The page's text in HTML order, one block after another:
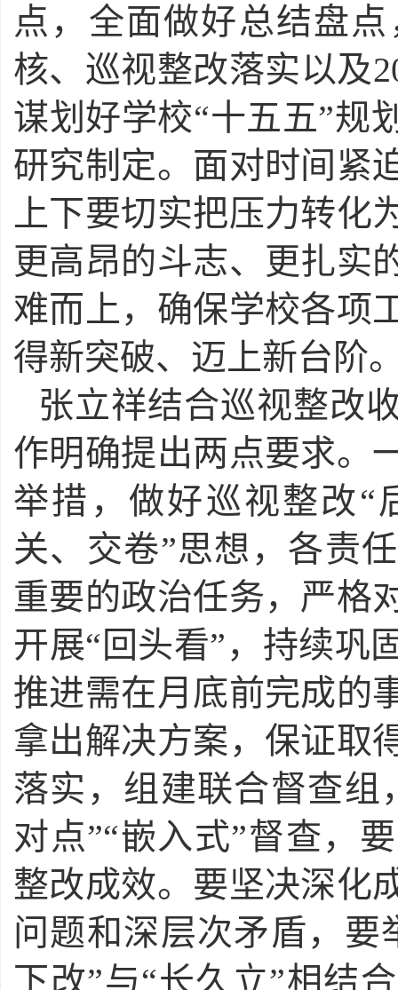
点，全面做好总结盘
核、巡视整改落实以及
谋划好学校“十五五”规
研究制定。面对时间紧
上下要切实把压力转
更高昂的斗志、更扎实
难而上，确保学校各项
得新突破、迈上新台阶
张立祥结合巡视整改
作明确提出两点要求。
举措，做好巡视整改“
关、交卷”思想，各责
重要的政治任务，严格
开展“回头看”，持续巩
推进需在月底前完成的
拿出解决方案，保证取
落实，组建联合督查组
对点”“嵌入式”督查，
整改成效。要坚决深化
问题和深层次矛盾，要
下改”与“长久立”相结